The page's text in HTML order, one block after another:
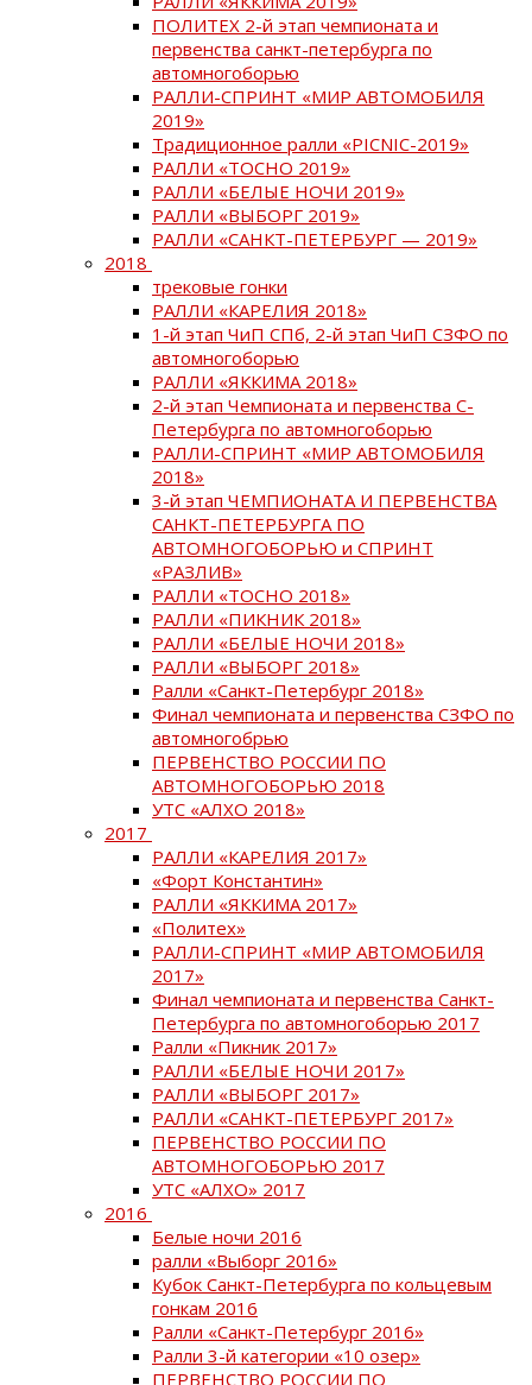
ПОЛИТЕХ 2-й этап чемпионата и
первенства санкт-петербурга по
автомногоборью
РАЛЛИ-СПРИНТ «МИР АВТОМОБИЛЯ
2019»
Традиционное ралли «PICNIC-2019»
РАЛЛИ «ТОСНО 2019»
РАЛЛИ «БЕЛЫЕ НОЧИ 2019»
РАЛЛИ «ВЫБОРГ 2019»
РАЛЛИ «САНКТ-ПЕТЕРБУРГ — 2019»
2018
трековые гонки
РАЛЛИ «КАРЕЛИЯ 2018»
1-й этап ЧиП СПб, 2-й этап ЧиП СЗФО по
автомногоборью
РАЛЛИ «ЯККИМА 2018»
2-й этап Чемпионата и первенства С-
Петербурга по автомногоборью
РАЛЛИ-СПРИНТ «МИР АВТОМОБИЛЯ
2018»
3-й этап ЧЕМПИОНАТА И ПЕРВЕНСТВА
САНКТ-ПЕТЕРБУРГА ПО
АВТОМНОГОБОРЬЮ и СПРИНТ
«РАЗЛИВ»
РАЛЛИ «ТОСНО 2018»
РАЛЛИ «ПИКНИК 2018»
РАЛЛИ «БЕЛЫЕ НОЧИ 2018»
РАЛЛИ «ВЫБОРГ 2018»
Ралли «Санкт-Петербург 2018»
Финал чемпионата и первенства СЗФО по
автомногобрью
ПЕРВЕНСТВО РОССИИ ПО
АВТОМНОГОБОРЬЮ 2018
УТС «АЛХО 2018»
2017
РАЛЛИ «КАРЕЛИЯ 2017»
«Форт Константин»
РАЛЛИ «ЯККИМА 2017»
«Политех»
РАЛЛИ-СПРИНТ «МИР АВТОМОБИЛЯ
2017»
Финал чемпионата и первенства Санкт-
Петербурга по автомногоборью 2017
Ралли «Пикник 2017»
РАЛЛИ «БЕЛЫЕ НОЧИ 2017»
РАЛЛИ «ВЫБОРГ 2017»
РАЛЛИ «САНКТ-ПЕТЕРБУРГ 2017»
ПЕРВЕНСТВО РОССИИ ПО
АВТОМНОГОБОРЬЮ 2017
УТС «АЛХО» 2017
2016
Белые ночи 2016
ралли «Выборг 2016»
Кубок Санкт-Петербурга по кольцевым
гонкам 2016
Ралли «Санкт-Петербург 2016»
Ралли 3-й категории «10 озер»
ПЕРВЕНСТВО РОССИИ ПО